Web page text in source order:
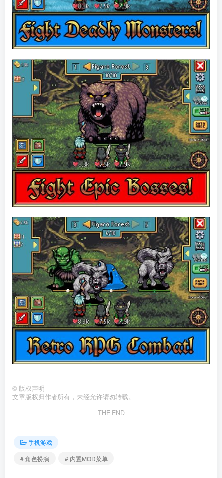
© 版权声明
文章版权归作者所有，未经允许请勿转载。
THE END
手机游戏
# 角色扮演
# 内置MOD菜单